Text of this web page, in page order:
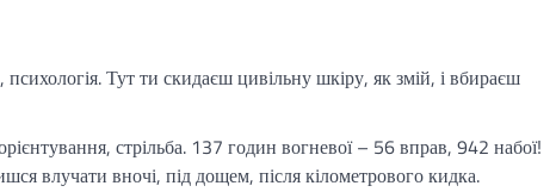
Тут ти скидаєш цивільну шкіру, як змій, і вбираєш
стрільба. 137 годин вогневої – 56 вправ, 942 набої!
влучати вночі, під дощем, після кілометрового кидка.